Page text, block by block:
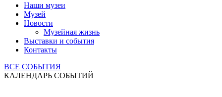
Наши музеи
Музей
Новости
Музейная жизнь
Выставки и события
Контакты
ВСЕ СОБЫТИЯ
КАЛЕНДАРЬ СОБЫТИЙ